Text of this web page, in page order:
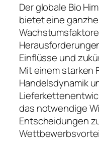
Der globale Bio
bietet eine
Einflüsse und
Mit einem starken
Handelsdynamik
das notwendige
Entscheidungen